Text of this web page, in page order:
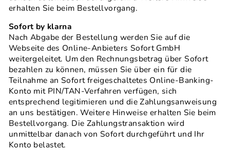
erhalten Sie beim Bestellvorgang.
Sofort by klarna
Nach Abgabe der Bestellung werden Sie auf die
Webseite des Online-Anbieters Sofort GmbH
weitergeleitet. Um den Rechnungsbetrag über Sofort
bezahlen zu können, müssen Sie über ein für die
Teilnahme an Sofort freigeschaltetes Online-Banking-
Konto mit PIN/TAN-Verfahren verfügen, sich
entsprechend legitimieren und die Zahlungsanweisung
an uns bestätigen. Weitere Hinweise erhalten Sie beim
Bestellvorgang. Die Zahlungstransaktion wird
unmittelbar danach von Sofort durchgeführt und Ihr
Konto belastet.